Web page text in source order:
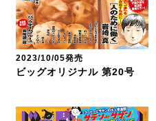
2023/10/05発売
ビッグオリジナル 第20号